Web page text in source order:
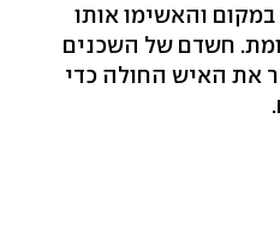
והאשימו אותו
חשדם של השכנים
את האיש החולה כדי